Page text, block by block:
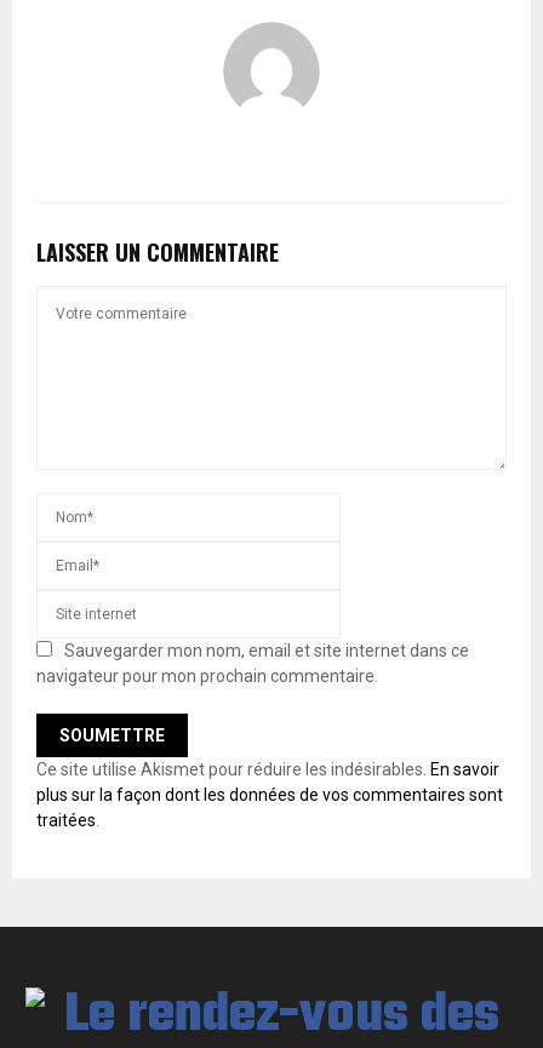
LAISSER UN COMMENTAIRE
Sauvegarder mon nom, email et site internet dans ce
navigateur pour mon prochain commentaire.
Ce site utilise Akismet pour réduire les indésirables. En savoir
plus sur la façon dont les données de vos commentaires sont
traitées